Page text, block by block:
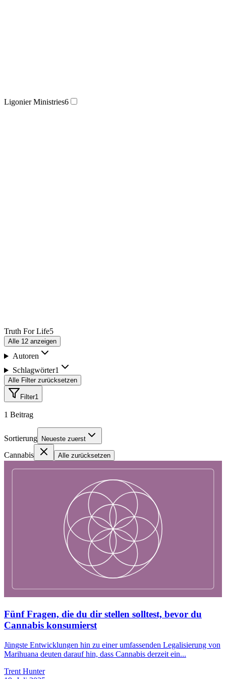
Ligonier Ministries6
Truth For Life5
Alle 12 anzeigen
Autoren
Schlagwörter1
Alle Filter zurücksetzen
Filter1
1 Beitrag
Sortierung Neueste zuerst
Cannabis Alle zurücksetzen
Fünf Fragen, die du dir stellen solltest, bevor du
Cannabis konsumierst
Jüngste Entwicklungen hin zu einer umfassenden Legalisierung von
Marihuana deuten darauf hin, dass Cannabis derzeit ein...
Trent Hunter